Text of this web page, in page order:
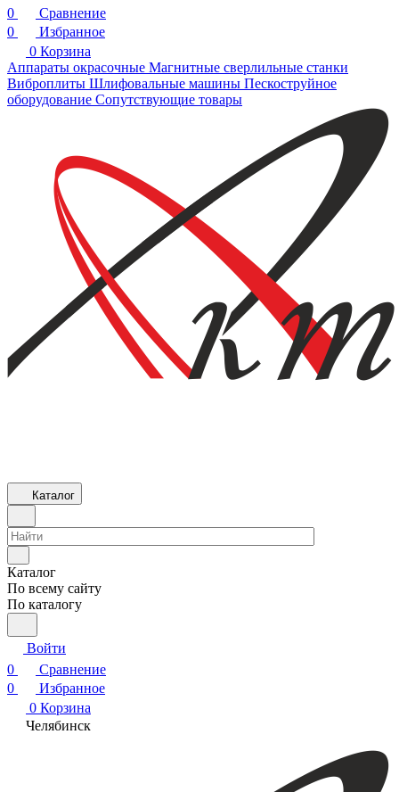
0
Сравнение
0
Избранное
0 Корзина
Аппараты окрасочные Магнитные сверлильные станки
Виброплиты Шлифовальные машины Пескоструйное
оборудование Сопутствующие товары
Каталог
Каталог
По всему сайту
По каталогу
Войти
0
Сравнение
0
Избранное
0 Корзина
Челябинск